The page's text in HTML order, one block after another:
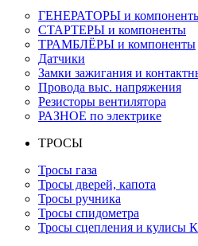
ГЕНЕРАТОРЫ и
СТАРТЕРЫ и компоненты
ТРАМБЛЁРЫ и компоненты
Датчики
Замки зажигания и
Провода выс. напряжения
Резисторы вентилятора
РАЗНОЕ по электрике
ТРОСЫ
Тросы газа
Тросы дверей, капота
Тросы ручника
Тросы спидометра
Тросы сцепления и кулисы